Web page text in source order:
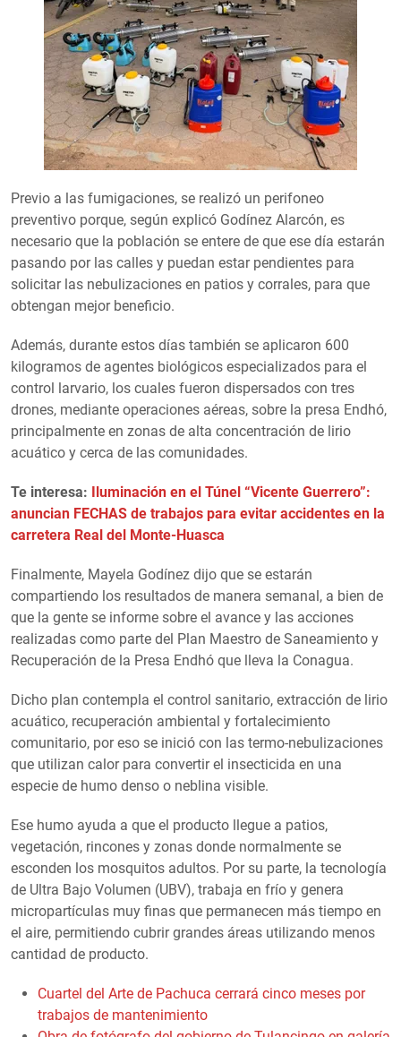
Previo a las fumigaciones, se realizó un perifoneo
preventivo porque, según explicó Godínez Alarcón, es
necesario que la población se entere de que ese día estarán
pasando por las calles y puedan estar pendientes para
solicitar las nebulizaciones en patios y corrales, para que
obtengan mejor beneficio.
Además, durante estos días también se aplicaron 600
kilogramos de agentes biológicos especializados para el
control larvario, los cuales fueron dispersados con tres
drones, mediante operaciones aéreas, sobre la presa Endhó,
principalmente en zonas de alta concentración de lirio
acuático y cerca de las comunidades.
Te interesa: Iluminación en el Túnel “Vicente Guerrero”:
anuncian FECHAS de trabajos para evitar accidentes en la
carretera Real del Monte-Huasca
Finalmente, Mayela Godínez dijo que se estarán
compartiendo los resultados de manera semanal, a bien de
que la gente se informe sobre el avance y las acciones
realizadas como parte del Plan Maestro de Saneamiento y
Recuperación de la Presa Endhó que lleva la Conagua.
Dicho plan contempla el control sanitario, extracción de lirio
acuático, recuperación ambiental y fortalecimiento
comunitario, por eso se inició con las termo-nebulizaciones
que utilizan calor para convertir el insecticida en una
especie de humo denso o neblina visible.
Ese humo ayuda a que el producto llegue a patios,
vegetación, rincones y zonas donde normalmente se
esconden los mosquitos adultos. Por su parte, la tecnología
de Ultra Bajo Volumen (UBV), trabaja en frío y genera
micropartículas muy finas que permanecen más tiempo en
el aire, permitiendo cubrir grandes áreas utilizando menos
cantidad de producto.
Cuartel del Arte de Pachuca cerrará cinco meses por
trabajos de mantenimiento